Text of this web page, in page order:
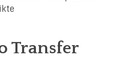
Transfer